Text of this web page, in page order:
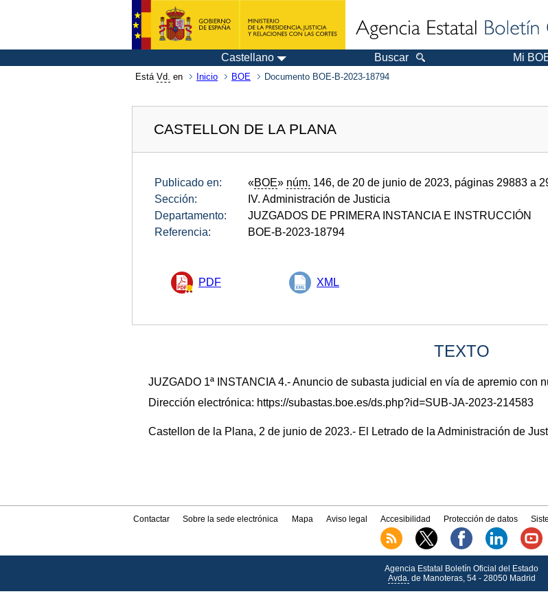
Castellano Buscar Mi
Está Vd. en Inicio BOE Documento BOE-B-2023-18794
CASTELLON DE LA PLANA
Publicado en: «BOE» núm. 146, de 20 de junio de 2023, páginas 29883 a
Sección:
IV. Administración de Justicia
Departamento:
JUZGADOS DE PRIMERA INSTANCIA E INSTRUCCIÓN
Referencia:
BOE-B-2023-18794
PDF XML
TEXTO
JUZGADO 1ª INSTANCIA 4.- Anuncio de subasta judicial en vía de apremio con
Dirección electrónica: https://subastas.boe.es/ds.php?id=SUB-JA-2023-214583
Castellon de la Plana, 2 de junio de 2023.- El Letrado de la Administración de
Contactar Sobre la sede electrónica Mapa Aviso legal Accesibilidad Protección de datos
Agencia Estatal Boletín Oficial del Estado
Avda.de Manoteras, 54 - 28050 Madrid